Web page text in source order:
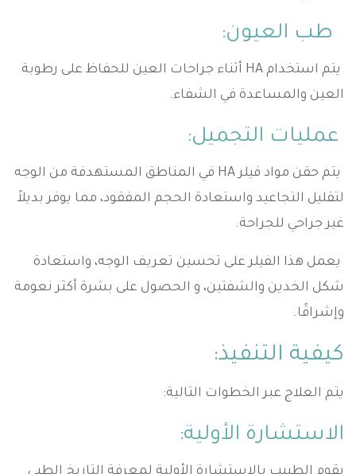
طب العيون:
يتم استخدام HA أثناء جراحات العين للحفاظ على رطوبة
العين والمساعدة في الشفاء.
عمليات التجميل:
يتم حقن مواد فيلر HA في المناطق المستهدفة من الوجه
لتقليل التجاعيد واستعادة الحجم المفقود، مما يوفر بديلاً
غير جراحي للجراحة.
يعمل هذا الفيلر على تحسين تعريف الوجه، واستعادة
شكل الخدين والشفتين، و الحصول على بشرة أكثر نعومة
وإشراقًا.
كيفية التنفيذ:
يتم العلاج عبر الخطوات التالية:
الاستشارة الأولية: